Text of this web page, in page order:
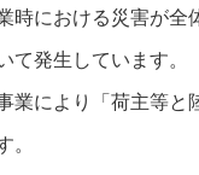
時における災害が全
て発生しています。
業により「荷主等
。